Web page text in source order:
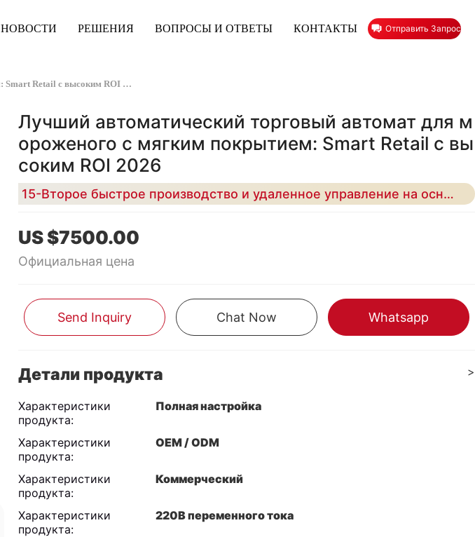
НОВОСТИ РЕШЕНИЯ ВОПРОСЫ И ОТВЕТЫ КОНТАКТЫ Отправить Запрос
Лучший автоматический торговый автомат для мороженого с мягким покрытием: Smart Retail с высоким ROI 2026
Лучший автоматический торговый автомат для м
ороженого с мягким покрытием: Smart Retail с вы
соким ROI 2026
15-Второе быстрое производство и удаленное управление на основе ИИ для максимизации прибыли вашего бизнеса без присмотра
US $7500.00
Официальная цена
Send Inquiry Chat Now Whatsapp
Детали продукта >
Характеристики
продукта:
Полная настройка
Характеристики
продукта:
OEM / ODM
Характеристики
продукта:
Коммерческий
Характеристики
продукта:
220В переменного тока